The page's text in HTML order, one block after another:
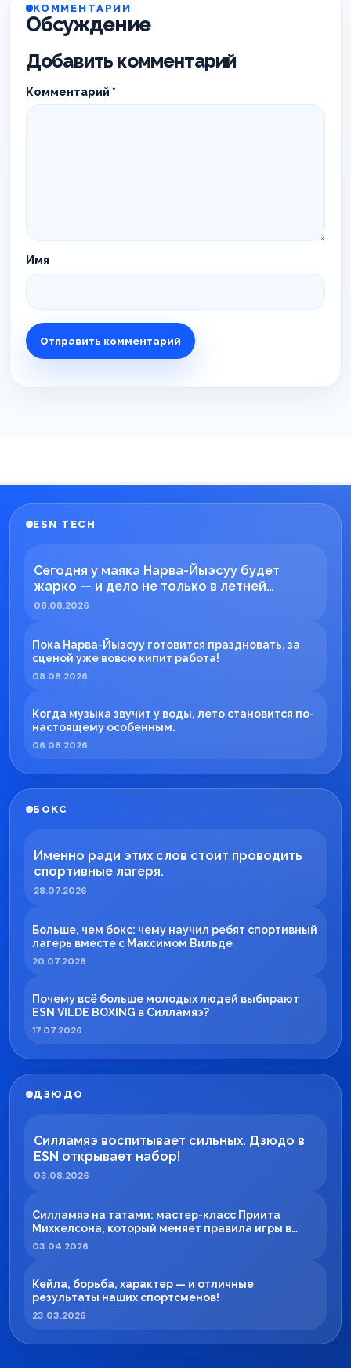
КОММЕНТАРИИ
Обсуждение
Добавить комментарий
Комментарий *
Имя
ESN TECH
Сегодня у маяка Нарва-Йыэсуу будет
жарко — и дело не только в летней
погоде!
08.08.2026
Пока Нарва-Йыэсуу готовится праздновать, за
сценой уже вовсю кипит работа!
08.08.2026
Когда музыка звучит у воды, лето становится по-
настоящему особенным.
06.08.2026
БОКС
Именно ради этих слов стоит проводить
спортивные лагеря.
28.07.2026
Больше, чем бокс: чему научил ребят спортивный
лагерь вместе с Максимом Вильде
20.07.2026
Почему всё больше молодых людей выбирают
ESN VILDE BOXING в Силламяэ?
17.07.2026
ДЗЮДО
Силламяэ воспитывает сильных. Дзюдо в
ESN открывает набор!
03.08.2026
Силламяэ на татами: мастер-класс Приита
Михкелсона, который меняет правила игры в
регионе
03.04.2026
Кейла, борьба, характер — и отличные
результаты наших спортсменов!
23.03.2026